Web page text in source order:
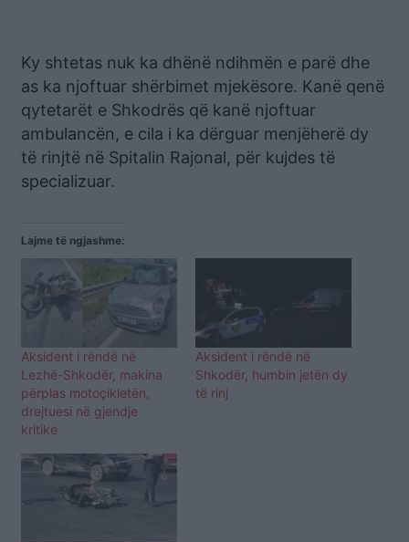
Ky shtetas nuk ka dhënë ndihmën e parë dhe
as ka njoftuar shërbimet mjekësore. Kanë qenë
qytetarët e Shkodrës që kanë njoftuar
ambulancën, e cila i ka dërguar menjëherë dy
të rinjtë në Spitalin Rajonal, për kujdes të
specializuar.
Lajme të ngjashme:
Aksident i rëndë në
Lezhë-Shkodër, makina
përplas motoçikletën,
drejtuesi në gjendje
kritike
Aksident i rëndë në
Shkodër, humbin jetën dy
të rinj